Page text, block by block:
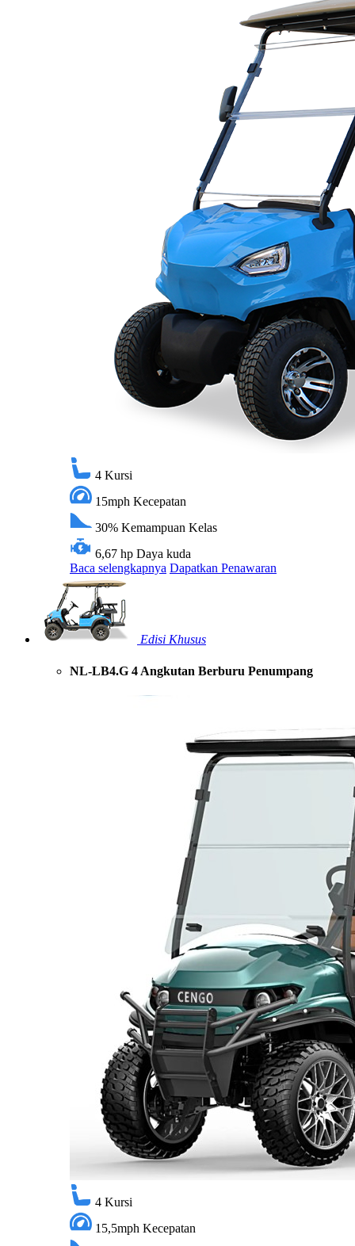
4 Kursi
15mph Kecepatan
30% Kemampuan Kelas
6,67 hp Daya kuda
Baca selengkapnya Dapatkan Penawaran
Edisi Khusus
NL-LB4.G 4 Angkutan Berburu Penumpang
4 Kursi
15,5mph Kecepatan